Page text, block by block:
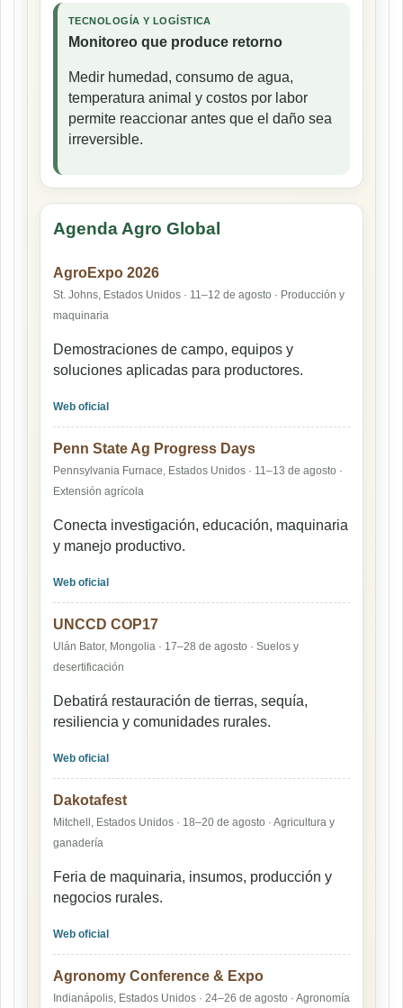
TECNOLOGÍA Y LOGÍSTICA
Monitoreo que produce retorno
Medir humedad, consumo de agua,
temperatura animal y costos por labor
permite reaccionar antes que el daño sea
irreversible.
Agenda Agro Global
AgroExpo 2026
St. Johns, Estados Unidos · 11–12 de agosto · Producción y
maquinaria
Demostraciones de campo, equipos y
soluciones aplicadas para productores.
Web oficial
Penn State Ag Progress Days
Pennsylvania Furnace, Estados Unidos · 11–13 de agosto ·
Extensión agrícola
Conecta investigación, educación, maquinaria
y manejo productivo.
Web oficial
UNCCD COP17
Ulán Bator, Mongolia · 17–28 de agosto · Suelos y
desertificación
Debatirá restauración de tierras, sequía,
resiliencia y comunidades rurales.
Web oficial
Dakotafest
Mitchell, Estados Unidos · 18–20 de agosto · Agricultura y
ganadería
Feria de maquinaria, insumos, producción y
negocios rurales.
Web oficial
Agronomy Conference & Expo
Indianápolis, Estados Unidos · 24–26 de agosto · Agronomía